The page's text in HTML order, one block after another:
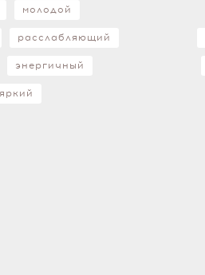
молодой
расслабляющий
энергичный
яркий